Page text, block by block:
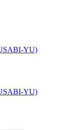
YU)
YU)